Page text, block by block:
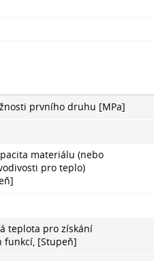
prvního druhu [MPa]
materiálu (nebo
pro teplo)
teplota pro získání
funkcí, [Stupeň]